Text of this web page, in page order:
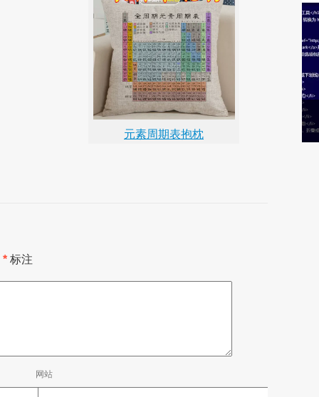
元素周期表抱枕
* 标注
网站